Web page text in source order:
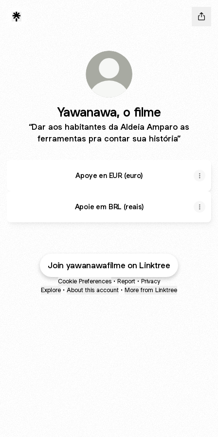
Yawanawa, o filme
“Dar aos habitantes da Aldeia Amparo as
ferramentas pra contar sua história”
Apoye en EUR (euro)
Apoie em BRL (reais)
Join yawanawafilme on Linktree
Cookie Preferences • Report • Privacy
Explore • About this account • More from Linktree